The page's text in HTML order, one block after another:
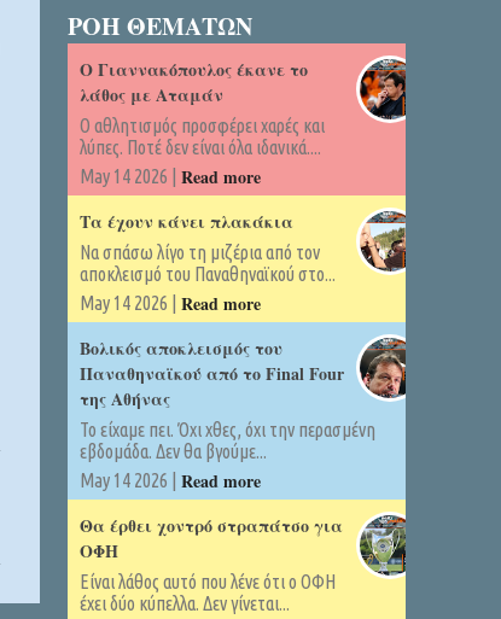
ΡΟΗ ΘΕΜΑΤΩΝ
Ο Γιαννακόπουλος έκανε το
λάθος με Αταμάν
Ο αθλητισμός προσφέρει χαρές και
λύπες. Ποτέ δεν είναι όλα ιδανικά....
May 14 2026 | Read more
Τα έχουν κάνει πλακάκια
Να σπάσω λίγο τη μιζέρια από τον
αποκλεισμό του Παναθηναϊκού στο...
May 14 2026 | Read more
Βολικός αποκλεισμός του
Παναθηναϊκού από το Final Four
της Αθήνας
Το είχαμε πει. Όχι χθες, όχι την περασμένη
εβδομάδα. Δεν θα βγούμε...
May 14 2026 | Read more
Θα έρθει χοντρό στραπάτσο για
ΟΦΗ
Είναι λάθος αυτό που λένε ότι ο ΟΦΗ
έχει δύο κύπελλα. Δεν γίνεται...